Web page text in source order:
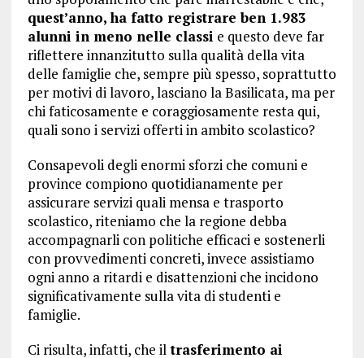
quest’anno, ha fatto registrare ben 1.983
alunni in meno nelle classi e questo deve far
riflettere innanzitutto sulla qualità della vita
delle famiglie che, sempre più spesso, soprattutto
per motivi di lavoro, lasciano la Basilicata, ma per
chi faticosamente e coraggiosamente resta qui,
quali sono i servizi offerti in ambito scolastico?
Consapevoli degli enormi sforzi che comuni e
province compiono quotidianamente per
assicurare servizi quali mensa e trasporto
scolastico, riteniamo che la regione debba
accompagnarli con politiche efficaci e sostenerli
con provvedimenti concreti, invece assistiamo
ogni anno a ritardi e disattenzioni che incidono
significativamente sulla vita di studenti e
famiglie.
Ci risulta, infatti, che iltrasferimento ai